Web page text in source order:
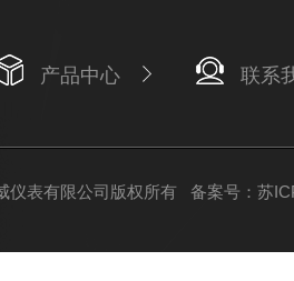
产品中心 联系
仪表有限公司版权所有 备案号：苏